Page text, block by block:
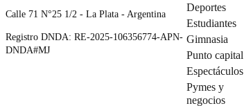
Calle 71 N°25 1/2 - La Plata - Argentina
Registro DNDA: RE-2025-106356774-APN-
DNDA#MJ
Deportes
Estudiantes
Gimnasia
Punto capital
Espectáculos
Pymes y
negocios